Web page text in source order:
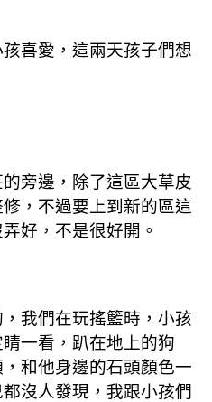
喜愛，這兩天孩子們想
旁邊，除了這區大草皮
，不過要上到新的區這
好，不是很好開。
我們在玩搖籃時，小孩
一看，趴在地上的狗
和他身邊的石頭顏色一
沒人發現，我跟小孩們